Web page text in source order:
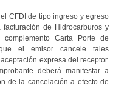
CFDI de tipo ingreso y egreso
de Hidrocarburos y
Carta Porte de
el emisor cancele tales
expresa del receptor.
deberá manifestar a
de la cancelación a efecto de